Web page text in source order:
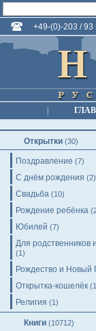
+49-(0)-203 / 93
Открытки (30)
Поздравление (7)
С днём рождения (2)
Свадьба (10)
Рождение ребёнка
Юбилей (7)
Для родственников
(1)
Рождество и Новый
Открытка-кошелёк
Религия (1)
Книги (10712)